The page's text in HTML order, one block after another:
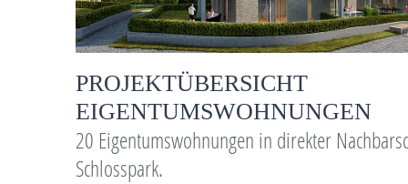
PROJEKTÜBERSICHT
EIGENTUMSWOHNUNGEN
20 Eigentumswohnungen in direkter
Schlosspark.